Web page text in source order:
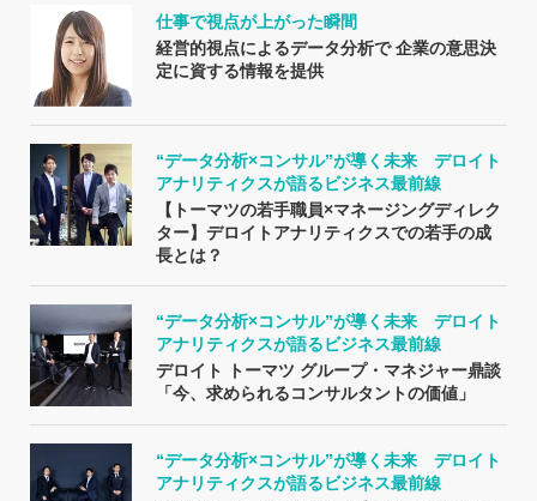
仕事で視点が上がった瞬間
経営的視点によるデータ分析で 企業の意思決
定に資する情報を提供
“データ分析×コンサル”が導く未来 デロイト
アナリティクスが語るビジネス最前線
【トーマツの若手職員×マネージングディレク
ター】デロイトアナリティクスでの若手の成
長とは？
“データ分析×コンサル”が導く未来 デロイト
アナリティクスが語るビジネス最前線
デロイト トーマツ グループ・マネジャー鼎談
「今、求められるコンサルタントの価値」
“データ分析×コンサル”が導く未来 デロイト
アナリティクスが語るビジネス最前線